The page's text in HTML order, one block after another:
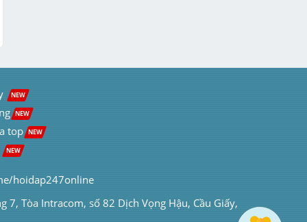
NEW
NEW
top NEW
NEW
hoidap247online
7, Tòa Intracom, số 82 Dịch Vọng Hậu, Cầu Giấy,